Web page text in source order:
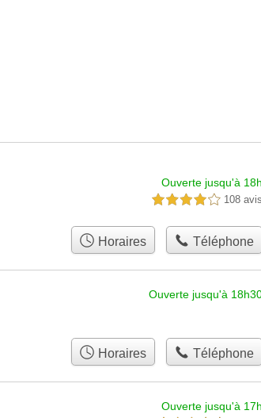
Ouverte jusqu'à 18h
4,0 étoiles sur 5 108 avis
Horaires Téléphone
Ouverte jusqu'à
Horaires Téléphone
Ouverte jusqu'à 17h